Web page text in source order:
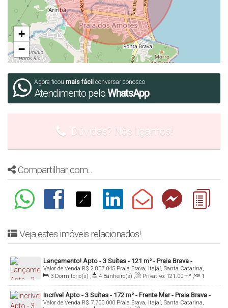
- Elevador
- Espaço gourmet
- Hall de entrada decorado e mobiliado
- Interfone
- Medidores de água, luz e gás individuais
- Piscina
- Piscina adulta
- Salão de festas
- Vagas para Carro Elétrico
Previsão de Entrega: Setembro/2024
Número de Incorporação: 21173
Mais informações: Inbox, Whatsapp ou Email
CRECI 4813 J
Tel: 47 3311-4400 ou 99994-0042
WhatsApp: (47) 99994-0042
+
−
Agora ficou mais fácil conversar conosco
Atendimento peloWhatsApp
Dúvidas? Nós ligamos!
Compartilhar com...
Veja estes imóveis relacionados!
Lançamento! Apto - 3 Suítes - 121 m² - Praia Brava -
Itajaí/SC
R$ 2.807.045
Valor de Venda
Praia Brava, Itajaí, Santa Catarina,
Brasil
3 Dormitório(s) , 4 Banheiro(s) , Privativo: 121 .00m² ,
1
Sala(s) , 3 Suíte(s) , 3 ~ 33 Vaga(s) , Útil: 121.00m²
Incrível Apto - 3 Suítes - 172 m² - Frente Mar - Praia Brava -
Itajaí/SC
R$ 7.700.000
Valor de Venda
Praia Brava, Itajaí, Santa Catarina,